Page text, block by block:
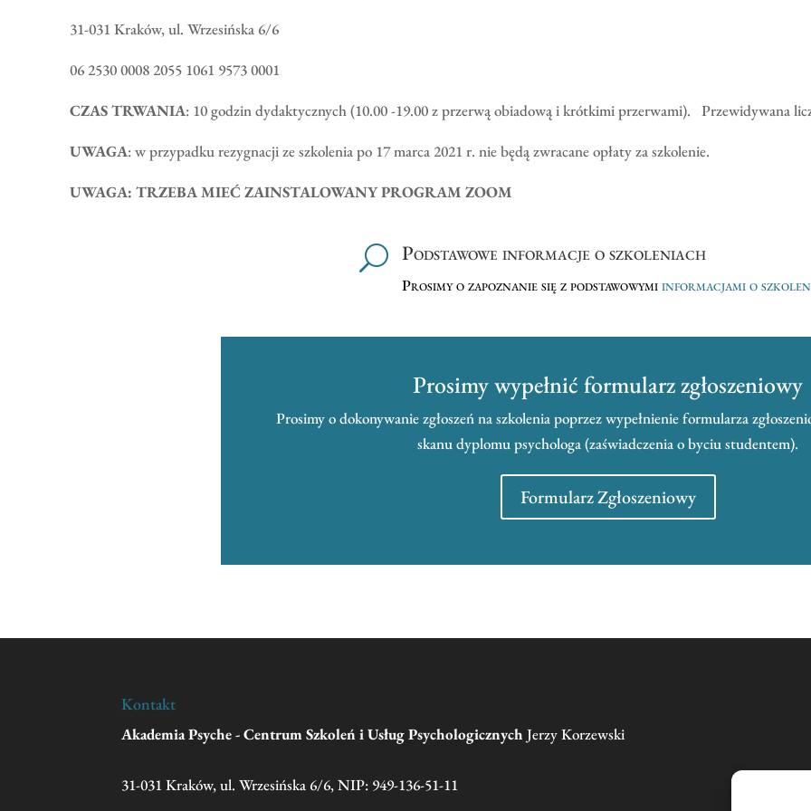
31-031 Kraków, ul. Wrzesińska 6/6
06 2530 0008 2055 1061 9573 0001
CZAS TRWANIA: 10 godzin dydaktycznych (10.00 -19.00 z przerwą obiadową i krótkimi przerwami). Przewidywana
UWAGA: w przypadku rezygnacji ze szkolenia po 17 marca 2021 r. nie będą zwracane opłaty za szkolenie.
UWAGA: TRZEBA MIEĆ ZAINSTALOWANY PROGRAM ZOOM
U Podstawowe informacje o szkoleniach
Prosimy o zapoznanie się z podstawowymiinformacjami o
Prosimy wypełnić formularz zgłoszeniowy
Prosimy o dokonywanie zgłoszeń na szkolenia poprzez wypełnienie formularza
skanu dyplomu psychologa (zaświadczenia o byciu studentem).
Formularz Zgłoszeniowy
Kontakt
Akademia Psyche - Centrum Szkoleń i Usług Psychologicznych Jerzy Korzewski
31-031 Kraków, ul. Wrzesińska 6/6, NIP: 949-136-51-11